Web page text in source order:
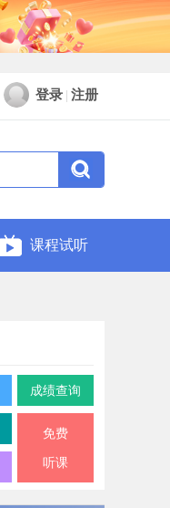
登录 注册
课程试听
成绩查询
免费
听课